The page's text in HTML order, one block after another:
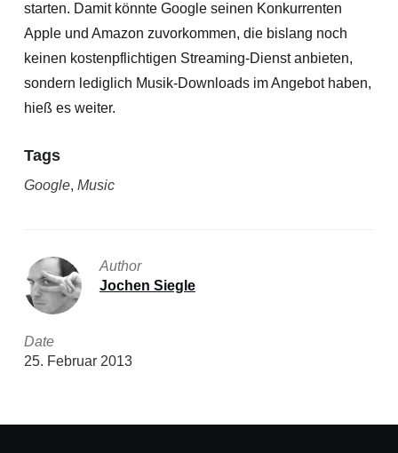
starten. Damit könnte Google seinen Konkurrenten
Apple und Amazon zuvorkommen, die bislang noch
keinen kostenpflichtigen Streaming-Dienst anbieten,
sondern lediglich Musik-Downloads im Angebot haben,
hieß es weiter.
Tags
Google, Music
Author
Jochen Siegle
Date
25. Februar 2013